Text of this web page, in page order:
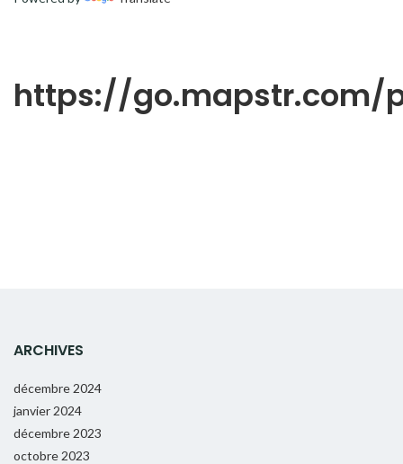
https://go.mapstr.com/
ARCHIVES
décembre 2024
janvier 2024
décembre 2023
octobre 2023